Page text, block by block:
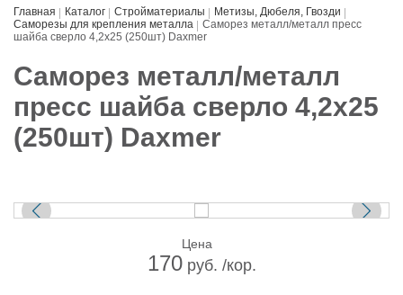
Главная Каталог Стройматериалы
Метизы, Дюбеля, Гвозди
Саморезы для крепления металла
Саморез металл/металл пресс
шайба сверло 4,2х25 (250шт) Daxmer
Саморез металл/металл
пресс шайба сверло 4,2х25
(250шт) Daxmer
Цена
170руб. /кор.